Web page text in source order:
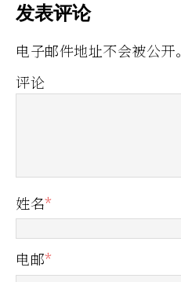
发表评论
电子邮件地址不会被公开。
评论
姓名*
电邮*